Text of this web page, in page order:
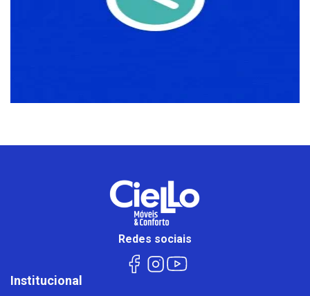
Redes sociais
Institucional